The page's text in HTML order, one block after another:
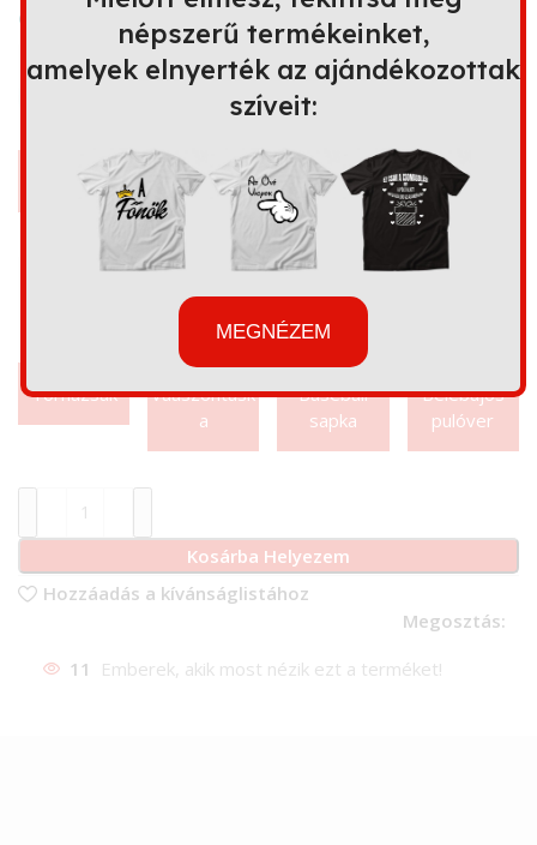
elérhető
Bögre
Kapucnis
pulóver
Párna Kötény
Tornazsák
Váaszontásk
a
Baseball
sapka
Belebújós
pulóver
Kosárba Helyezem
Hozzáadás a kívánságlistához
Megosztás:
11 Emberek, akik most nézik ezt a terméket!
népszerű termékeinket,
amelyek elnyerték az ajándékozottak
szíveit:
MEGNÉZEM